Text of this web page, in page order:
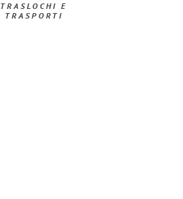
TRASLOCHI E
TRASPORTI​